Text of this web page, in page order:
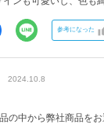
参考になった
2024.10.8
の中から弊社商品をお